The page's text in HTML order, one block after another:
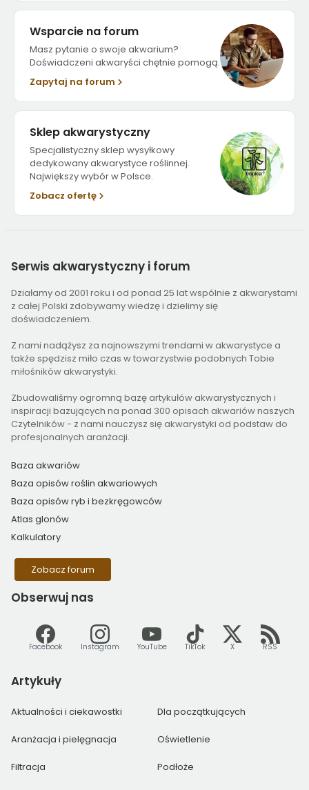
Wsparcie na forum
Masz pytanie o swoje akwarium?
Doświadczeni akwaryści chętnie pomogą.
Zapytaj na forum
Sklep akwarystyczny
Specjalistyczny sklep wysyłkowy
dedykowany akwarystyce roślinnej.
Największy wybór w Polsce.
Zobacz ofertę
Serwis akwarystyczny i forum
Działamy od 2001 roku i od ponad 25 lat wspólnie z akwarystami
z całej Polski zdobywamy wiedzę i dzielimy się
doświadczeniem.
Z nami nadążysz za najnowszymi trendami w akwarystyce a
także spędzisz miło czas w towarzystwie podobnych Tobie
miłośników akwarystyki.
Zbudowaliśmy ogromną bazę artykułów akwarystycznych i
inspiracji bazujących na ponad 300 opisach akwariów naszych
Czytelników - z nami nauczysz się akwarystyki od podstaw do
profesjonalnych aranżacji.
Baza akwariów
Baza opisów roślin akwariowych
Baza opisów ryb i bezkręgowców
Atlas glonów
Kalkulatory
Zobacz forum
Obserwuj nas
Facebook Instagram YouTube TikTok X RSS
Artykuły
Aktualności i ciekawostki Dla początkujących
Aranżacja i pielęgnacja Oświetlenie
Filtracja Podłoże